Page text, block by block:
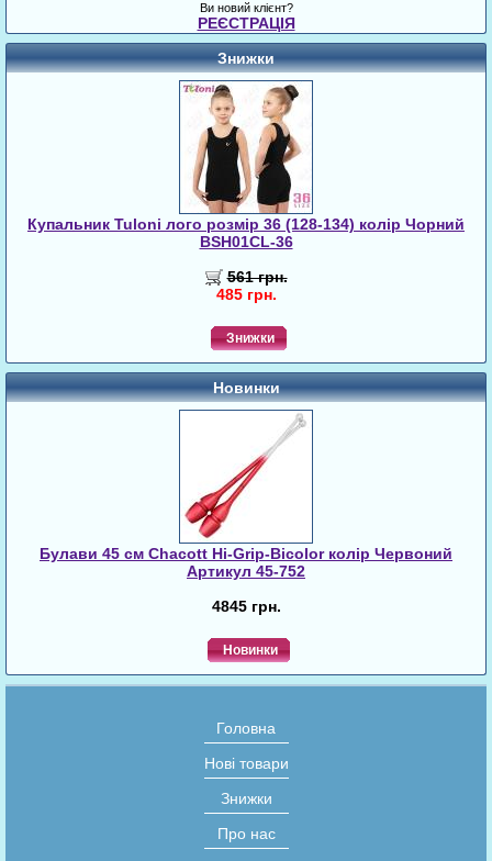
Ви новий клієнт?
РЕЄСТРАЦІЯ
Знижки
Купальник Tuloni лого розмір 36 (128-134) колір Чорний
BSH01CL-36
561 грн.
485 грн.
Знижки
Новинки
Булави 45 cм Chacott Hi-Grip-Bicolor колір Червоний
Артикул 45-752
4845 грн.
Новинки
Головна
Нові товари
Знижки
Про нас